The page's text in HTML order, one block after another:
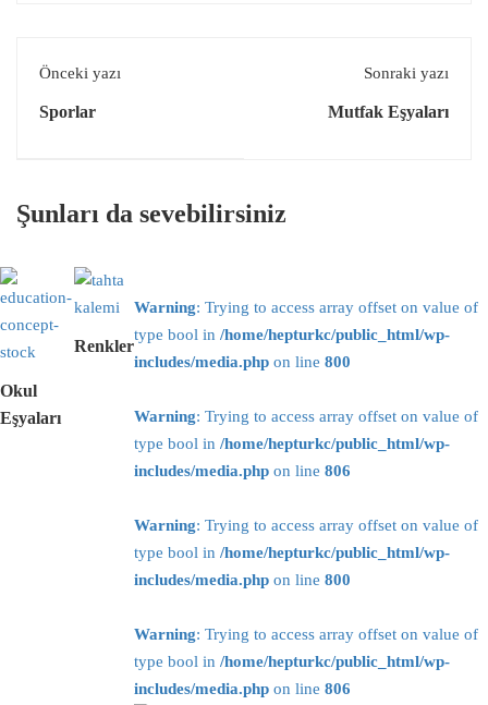
Önceki yazı
Sporlar
Sonraki yazı
Mutfak Eşyaları
Şunları da sevebilirsiniz
Okul
Eşyaları
Renkler
Warning: Trying to access array offset on value of
type bool in /home/hepturkc/public_html/wp-
includes/media.phpon line 800
Warning: Trying to access array offset on value of
type bool in /home/hepturkc/public_html/wp-
includes/media.phpon line 806
Warning: Trying to access array offset on value of
type bool in /home/hepturkc/public_html/wp-
includes/media.phpon line 800
Warning: Trying to access array offset on value of
type bool in /home/hepturkc/public_html/wp-
includes/media.phpon line 806